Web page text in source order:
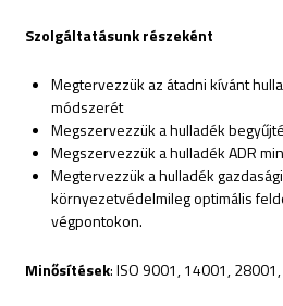
Szolgáltatásunk részeként
Megtervezzük az átadni kívánt
módszerét
Megszervezzük a hulladék
Megszervezzük a hulladék ADR
Megtervezzük a hulladék
környezetvédelmileg optimális
végpontokon.
Minősítések: ISO 9001, 14001,